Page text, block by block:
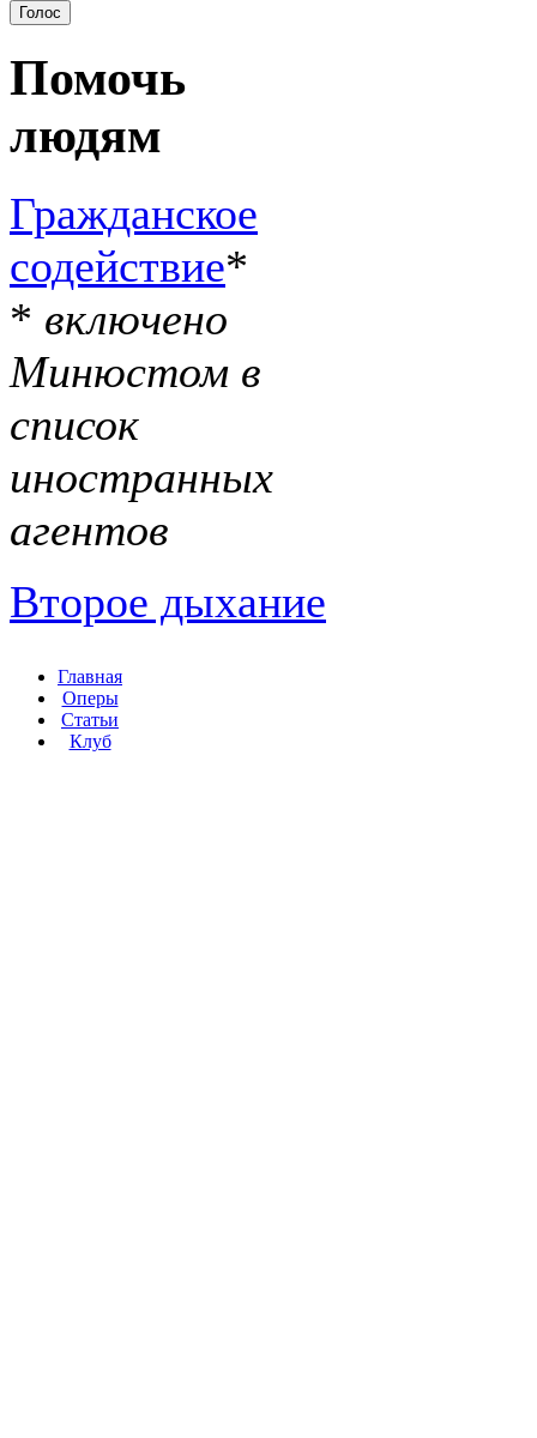
Помочь
людям
Гражданское
содействие*
* включено
Минюстом в
список
иностранных
агентов
Второе дыхание
Главная
Оперы
Статьи
Клуб